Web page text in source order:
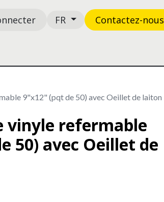
FR Contactez-n​​​​ous
9"x12" (pqt de 50) avec Oeillet de laiton
vinyle refermable
50) avec Oeillet de